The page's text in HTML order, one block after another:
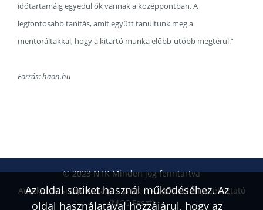
időtartamáig egyedül ők vannak a középpontban. A
legfontosabb tanítás, amit együtt tanultunk meg a
mentoráltakkal, hogy a kitartó munka előbb-utóbb megtérül.”
Forrás: haon.hu
© 2023 NTK Minden jog fenntartva
Adatkezelési tájékoztató
GYIK
Adatkezelési tájékoztató
(MCC Feszt)
Az oldal sütiket használ működéséhez. Az
oldal használatával hozzájárul, hogy az